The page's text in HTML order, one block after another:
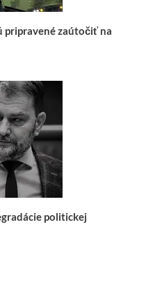
pripravené zaútočiť na
politickej